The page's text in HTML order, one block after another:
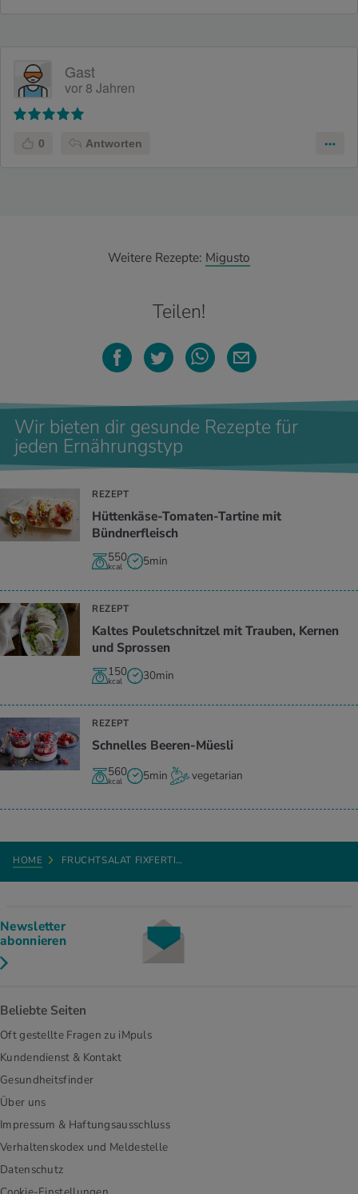
Gast
vor 8 Jahren
0 Antworten
Weitere Rezepte: Migusto
Teilen!
Wir bieten dir gesunde Rezepte für
jeden Ernährungstyp
REZEPT
Hüttenkäse-Tomaten-Tartine mit
Bündnerfleisch
550
kcal 5min
REZEPT
Kaltes Pouletschnitzel mit Trauben, Kernen
und Sprossen
150
kcal 30min
REZEPT
Schnelles Beeren-Müesli
560
kcal 5min vegetarian
HOME FRUCHTSALAT FIXFERTI…
Newsletter
abonnieren
Beliebte Seiten
Oft gestellte Fragen zu iMpuls
Kundendienst & Kontakt
Gesundheitsfinder
Über uns
Impressum & Haftungsausschluss
Verhaltenskodex und Meldestelle
Datenschutz